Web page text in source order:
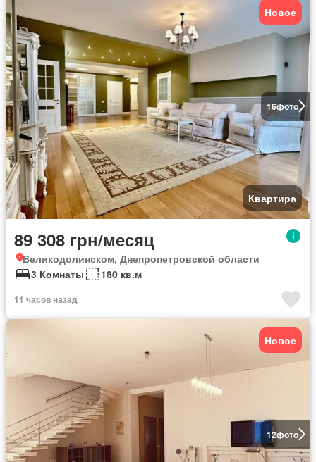
16фото
Новое
Квартира
89 308 грн/месяц
Великодолинском, Днепропетровской области
3 Комнаты
180 кв.м
11 часов назад
12фото
Новое